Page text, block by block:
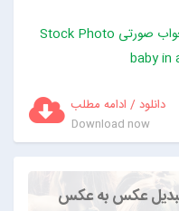
دانلود / ادامه مطلب
Download now
تبدیل عکس به عکس